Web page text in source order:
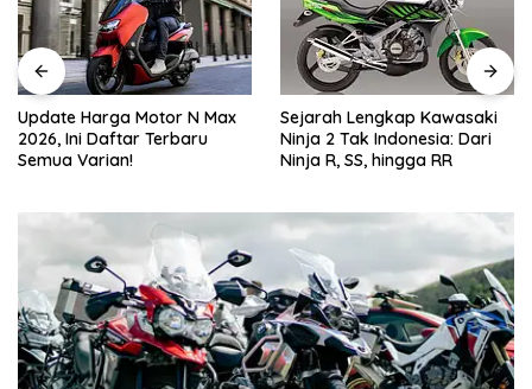
Update Harga Motor N Max
2026, Ini Daftar Terbaru
Semua Varian!
Sejarah Lengkap Kawasaki
Ninja 2 Tak Indonesia: Dari
Ninja R, SS, hingga RR